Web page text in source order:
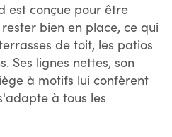
est conçue pour être
bien en place, ce qui
de toit, les patios
Ses lignes nettes, son
à motifs lui confèrent
à tous les